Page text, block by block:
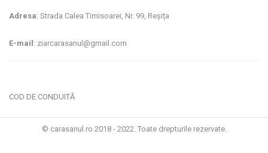
Adresa: Strada Calea Timisoarei, Nr. 99, Reșița
E-mail : ziarcarasanul@gmail.com
COD DE CONDUITĂ
© carasanul.ro 2018 - 2022. Toate drepturile rezervate.